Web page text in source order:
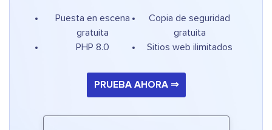
Puesta en escena
gratuita
Copia de seguridad
gratuita
PHP 8.0
Sitios web ilimitados
PRUEBA AHORA ⇒